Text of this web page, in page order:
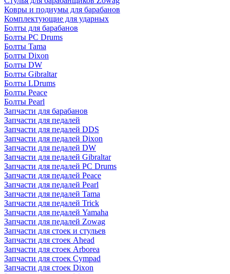
Ковры и подиумы для барабанов
Комплектующие для ударных
Болты для барабанов
Болты PC Drums
Болты Tama
Болты Dixon
Болты DW
Болты Gibraltar
Болты LDrums
Болты Peace
Болты Pearl
Запчасти для барабанов
Запчасти для педалей
Запчасти для педалей DDS
Запчасти для педалей Dixon
Запчасти для педалей DW
Запчасти для педалей Gibraltar
Запчасти для педалей PC Drums
Запчасти для педалей Peace
Запчасти для педалей Pearl
Запчасти для педалей Tama
Запчасти для педалей Trick
Запчасти для педалей Yamaha
Запчасти для педалей Zowag
Запчасти для стоек и стульев
Запчасти для стоек Ahead
Запчасти для стоек Arborea
Запчасти для стоек Cympad
Запчасти для стоек Dixon